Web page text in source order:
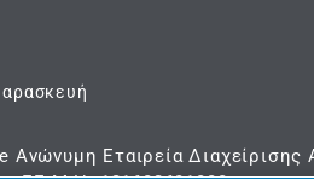
Ανώνυμη Εταιρεία Διαχείρισης
Γ.Ε.Μ.Η.:121602601000